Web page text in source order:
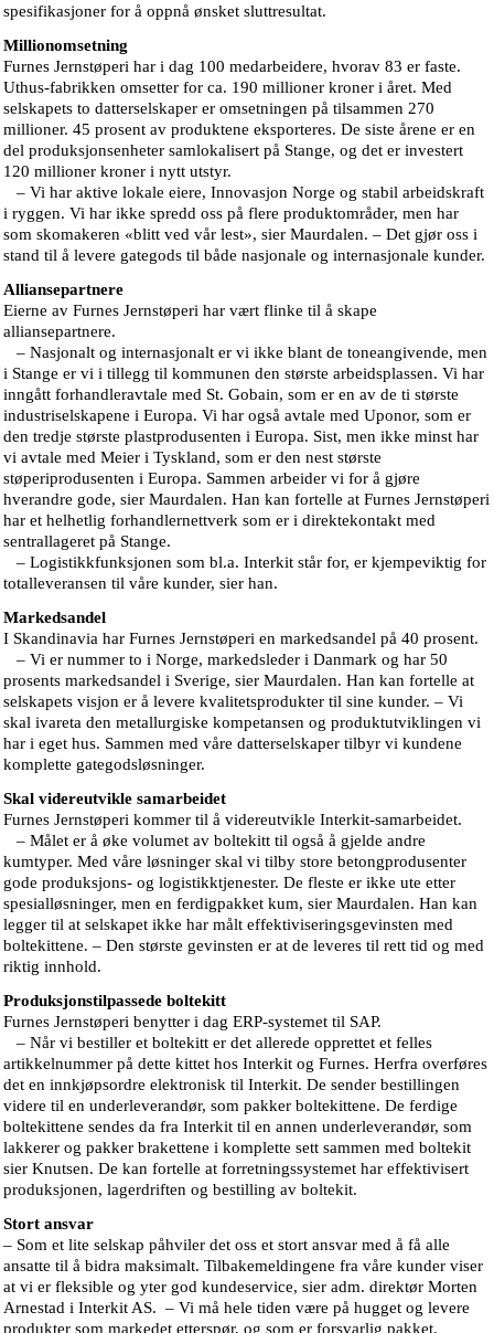
spesifikasjoner for å oppnå ønsket sluttresultat.
Millionomsetning
Furnes Jernstøperi har i dag 100 medarbeidere, hvorav 83 er faste.
Uthus-fabrikken omsetter for ca. 190 millioner kroner i året. Med
selskapets to datterselskaper er omsetningen på tilsammen 270
millioner. 45 prosent av produktene eksporteres. De siste årene er en
del produksjonsenheter samlokalisert på Stange, og det er investert
120 millioner kroner i nytt utstyr.
– Vi har aktive lokale eiere, Innovasjon Norge og stabil arbeidskraft
i ryggen. Vi har ikke spredd oss på flere produktområder, men har
som skomakeren «blitt ved vår lest», sier Maurdalen. – Det gjør oss i
stand til å levere gategods til både nasjonale og internasjonale kunder.
Alliansepartnere
Eierne av Furnes Jernstøperi har vært flinke til å skape
alliansepartnere.
– Nasjonalt og internasjonalt er vi ikke blant de toneangivende, men
i Stange er vi i tillegg til kommunen den største arbeidsplassen. Vi har
inngått forhandleravtale med St. Gobain, som er en av de ti største
industriselskapene i Europa. Vi har også avtale med Uponor, som er
den tredje største plastprodusenten i Europa. Sist, men ikke minst har
vi avtale med Meier i Tyskland, som er den nest største
støperiprodusenten i Europa. Sammen arbeider vi for å gjøre
hverandre gode, sier Maurdalen. Han kan fortelle at Furnes Jernstøperi
har et helhetlig forhandlernettverk som er i direktekontakt med
sentrallageret på Stange.
– Logistikkfunksjonen som bl.a. Interkit står for, er kjempeviktig for
totalleveransen til våre kunder, sier han.
Markedsandel
I Skandinavia har Furnes Jernstøperi en markedsandel på 40 prosent.
– Vi er nummer to i Norge, markedsleder i Danmark og har 50
prosents markedsandel i Sverige, sier Maurdalen. Han kan fortelle at
selskapets visjon er å levere kvalitetsprodukter til sine kunder. – Vi
skal ivareta den metallurgiske kompetansen og produktutviklingen vi
har i eget hus. Sammen med våre datterselskaper tilbyr vi kundene
komplette gategodsløsninger.
Skal videreutvikle samarbeidet
Furnes Jernstøperi kommer til å videreutvikle Interkit-samarbeidet.
– Målet er å øke volumet av boltekitt til også å gjelde andre
kumtyper. Med våre løsninger skal vi tilby store betongprodusenter
gode produksjons- og logistikktjenester. De fleste er ikke ute etter
spesialløsninger, men en ferdigpakket kum, sier Maurdalen. Han kan
legger til at selskapet ikke har målt effektiviseringsgevinsten med
boltekittene. – Den største gevinsten er at de leveres til rett tid og med
riktig innhold.
Produksjonstilpassede boltekitt
Furnes Jernstøperi benytter i dag ERP-systemet til SAP.
– Når vi bestiller et boltekitt er det allerede opprettet et felles
artikkelnummer på dette kittet hos Interkit og Furnes. Herfra overføres
det en innkjøpsordre elektronisk til Interkit. De sender bestillingen
videre til en underleverandør, som pakker boltekittene. De ferdige
boltekittene sendes da fra Interkit til en annen underleverandør, som
lakkerer og pakker brakettene i komplette sett sammen med boltekit
sier Knutsen. De kan fortelle at forretningssystemet har effektivisert
produksjonen, lagerdriften og bestilling av boltekit.
Stort ansvar
– Som et lite selskap påhviler det oss et stort ansvar med å få alle
ansatte til å bidra maksimalt. Tilbakemeldingene fra våre kunder viser
at vi er fleksible og yter god kundeservice, sier adm. direktør Morten
Arnestad i Interkit AS. – Vi må hele tiden være på hugget og levere
produkter som markedet etterspør, og som er forsvarlig pakket.